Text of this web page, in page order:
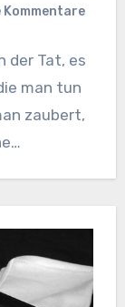
Kommentare
der Tat, es
man tun
zaubert,